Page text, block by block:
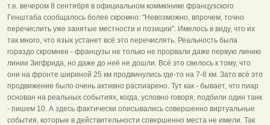
т.е. вечером 8 сентября в официальном коммюнике французского
Генштаба сообщалось более скромно: "Невозможно, впрочем, точно
перечислить уже занятые местности и позиции". Имелось в виду, что их
так много, что язык устанет всё это перечислять. Реальность была
гораздо скромнее - французы не только не прорвали даже первую линию
линии Зигфрида, но даже до неё не дошли. Всё это свелось к тому, что
они на фронте шириной 25 км продвинулись где-то на 7-8 км. Зато всё это
продвижение было очень активно распиарено. Тут как - бывает, что пиар
основан на реальных событиях, когда, условно говоря, подбили один танк
- пишем 10. А здесь фактически описывались совершенно виртуальные
события, которые в действительности совершенно места не имели. Так